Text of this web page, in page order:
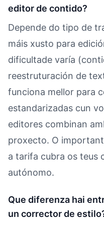
editor de contido?
Depende do tipo de
máis xusto para
dificultade varía
reestruturación de
funciona mellor para
estandarizadas cun
editores combinan
proxecto. O
a tarifa cubra os teus
autónomo.
Que diferenza hai
un corrector de